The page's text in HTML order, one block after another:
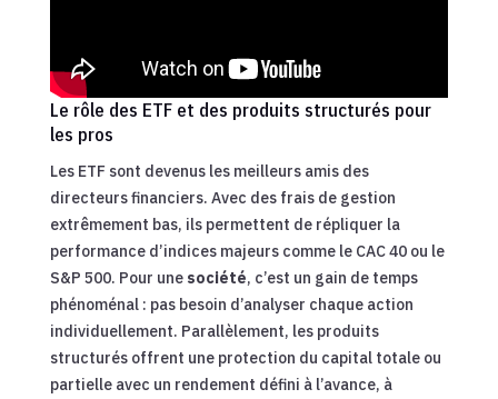
Le rôle des ETF et des produits structurés pour
les pros
Les ETF sont devenus les meilleurs amis des
directeurs financiers. Avec des frais de gestion
extrêmement bas, ils permettent de répliquer la
performance d’indices majeurs comme le CAC 40 ou le
S&P 500. Pour une société, c’est un gain de temps
phénoménal : pas besoin d’analyser chaque action
individuellement. Parallèlement, les produits
structurés offrent une protection du capital totale ou
partielle avec un rendement défini à l’avance, à